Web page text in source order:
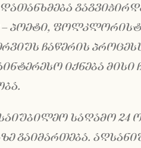
– პოეტი,
ჩაწერის
იქნება მისი
საღამო 24
გაიმართება.